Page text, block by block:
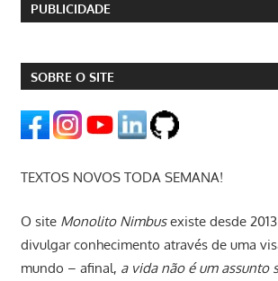
PUBLICIDADE
SOBRE O SITE
TEXTOS NOVOS TODA SEMANA!
O site Monolito Nimbusexiste desde
divulgar conhecimento através de uma
mundo – afinal, a vida não é um assunto